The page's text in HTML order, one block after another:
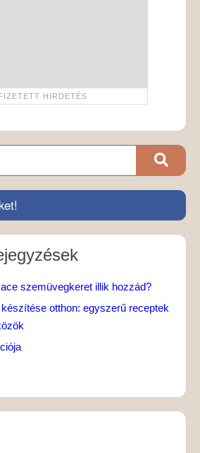
szemüvegkeret illik hozzád?
otthon: egyszerű receptek